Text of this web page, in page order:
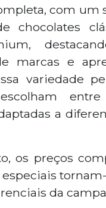
com um
chocolates
marcas e
variedade
entre
a
os preços
da